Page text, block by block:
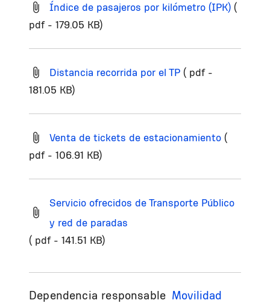
Índice de pasajeros por kilómetro (IPK) (
pdf - 179.05 KB)
Distancia recorrida por el TP ( pdf -
181.05 KB)
Venta de tickets de estacionamiento (
pdf - 106.91 KB)
Servicio ofrecidos de Transporte Público
y red de paradas
( pdf - 141.51 KB)
Dependencia responsable Movilidad